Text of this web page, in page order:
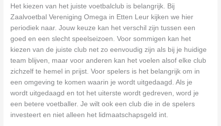
Het kiezen van het juiste voetbalclub is belangrijk. Bij
Zaalvoetbal Vereniging Omega in Etten Leur kijken we hier
periodiek naar. Jouw keuze kan het verschil zijn tussen een
goed en een slecht speelseizoen. Voor sommigen kan het
kiezen van de juiste club net zo eenvoudig zijn als bij je huidige
team blijven, maar voor anderen kan het voelen alsof elke club
zichzelf te hemel in prijst. Voor spelers is het belangrijk om in
een omgeving te komen waarin je wordt uitgedaagd. Als je
wordt uitgedaagd en tot het uiterste wordt gedreven, word je
een betere voetballer. Je wilt ook een club die in de spelers
investeert en niet alleen het lidmaatschapsgeld int.